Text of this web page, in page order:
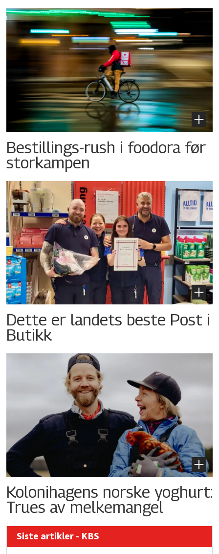
Bestillings-rush i foodora før
storkampen
Dette er landets beste Post i
Butikk
Kolonihagens norske yoghurt:
Trues av melkemangel
Siste artikler - KBS